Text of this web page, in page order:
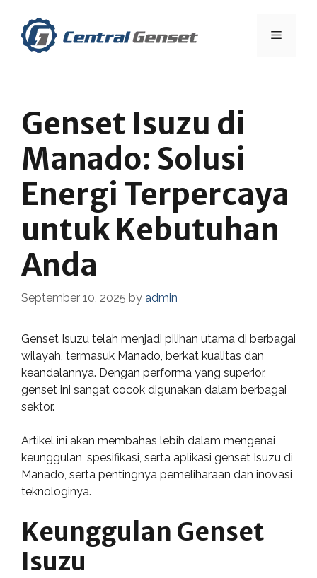
content
Menu
Genset Isuzu di
Manado: Solusi
Energi Terpercaya
untuk Kebutuhan
Anda
September 10, 2025 by admin
Genset Isuzu telah menjadi pilihan utama di berbagai
wilayah, termasuk Manado, berkat kualitas dan
keandalannya. Dengan performa yang superior,
genset ini sangat cocok digunakan dalam berbagai
sektor.
Artikel ini akan membahas lebih dalam mengenai
keunggulan, spesifikasi, serta aplikasi genset Isuzu di
Manado, serta pentingnya pemeliharaan dan inovasi
teknologinya.
Keunggulan Genset
Isuzu